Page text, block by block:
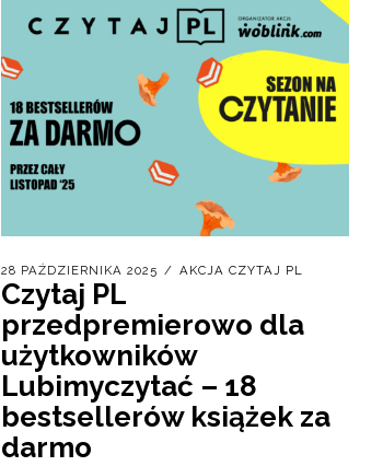
28 PAŹDZIERNIKA 2025 AKCJA CZYTAJ PL
Czytaj PL
przedpremierowo dla
użytkowników
Lubimyczytać – 18
bestsellerów książek za
darmo